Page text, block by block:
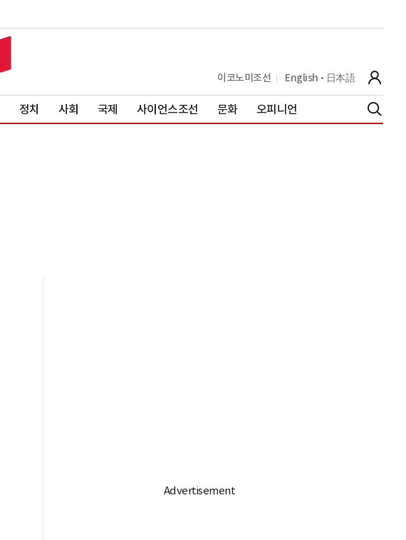
이코노미조선 English 日本語
정치 사회 국제 사이언스조선 문화 오피니언